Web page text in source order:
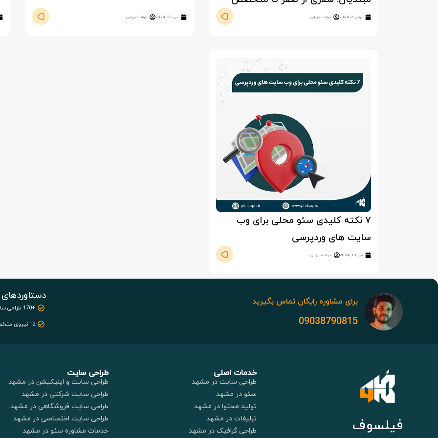
ژوئن 2, 2024 جواد میرزایی می 27, 2024 جواد میرزایی
۷ نکته کلیدی سئو محلی برای وب
سایت های وردپرسی
می 19, 2024 جواد میرزایی
برای مشاوره رایگان تماس بگیرید
09038790815
دستاوردهای
+170 طراحی سایت
12 نیروی متخصص
فیلسوف
خدمات اصلی
طراحی سایت در مشهد
سئو در مشهد
تولید محتوا در مشهد
تبلیغات در مشهد
طراحی گرافیک در مشهد
طراحی سایت
طراحی سایت و اپلیکیشن در مشهد
طراحی سایت شرکتی در مشهد
طراحی سایت فروشگاهی در مشهد
طراحی سایت اختصاصی در مشهد
خدمات مشاوره سئو در مشهد